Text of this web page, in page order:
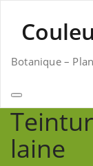
content
Botanique –
laine